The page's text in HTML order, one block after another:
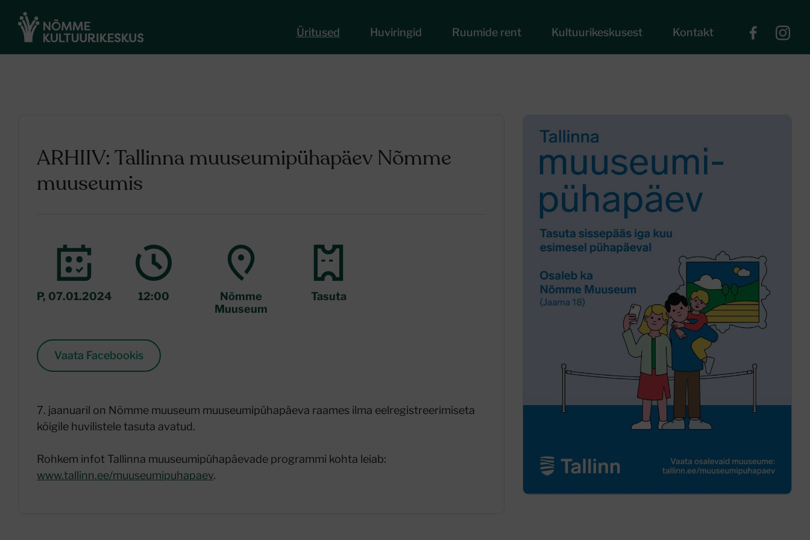
Üritused Huviringid Ruumide rent Kultuurikeskusest Kontakt
ARHIIV: Tallinna muuseumipühapäev Nõmme
muuseumis
P, 07.01.2024 12:00
Nõmme
Muuseum
Tasuta
Vaata Facebookis
7. jaanuaril on Nõmme muuseum muuseumipühapäeva raames ilma eelregistreerimiseta
kõigile huvilistele tasuta avatud.
Rohkem infot Tallinna muuseumipühapäevade programmi kohta leiab:
www.tallinn.ee/muuseumipuhapaev.